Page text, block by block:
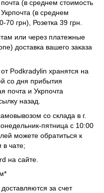
(в среднем стоимость
(в среднем
70 грн), Розетка 39 грн.
или через платежные
доставка вашего заказа
Podkradylin хранятся на
со дня прибытия
почта и Укрпочта
назад.
со склада в г.
пятница с 10:00
можете обратиться к
чате;
на сайте.
за счет